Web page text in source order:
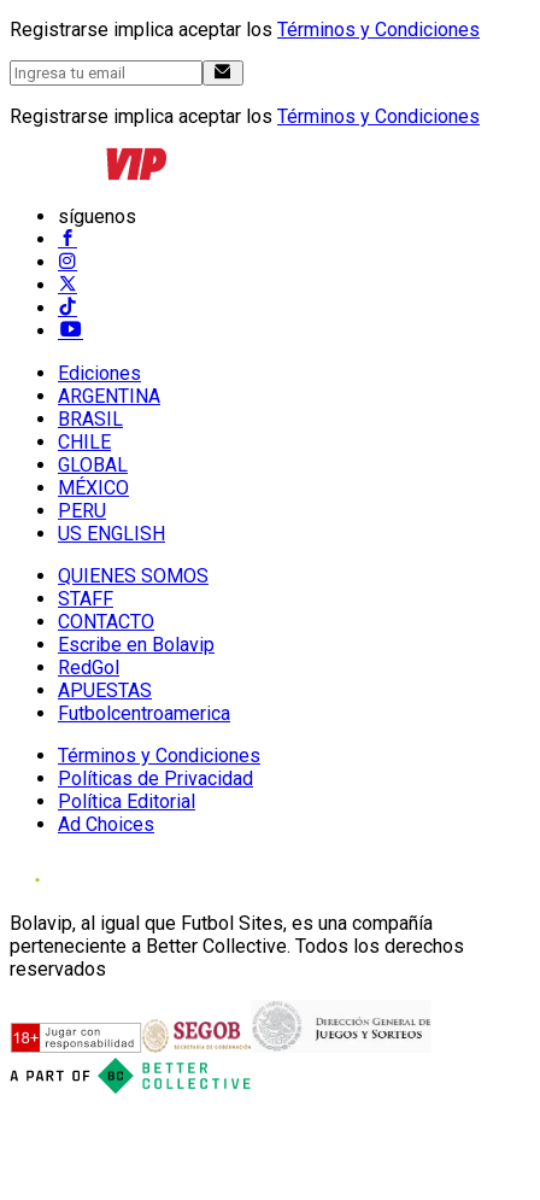
Registrarse implica aceptar los Términos y Condiciones
Registrarse implica aceptar los Términos y Condiciones
síguenos
Ediciones
ARGENTINA
BRASIL
CHILE
GLOBAL
MÉXICO
PERU
US ENGLISH
QUIENES SOMOS
STAFF
CONTACTO
Escribe en Bolavip
RedGol
APUESTAS
Futbolcentroamerica
Términos y Condiciones
Políticas de Privacidad
Política Editorial
Ad Choices
Bolavip, al igual que Futbol Sites, es una compañía
perteneciente a Better Collective. Todos los derechos
reservados